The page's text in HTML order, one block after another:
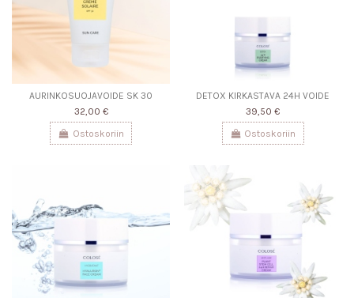
AURINKOSUOJAVOIDE SK 30
32,00 €
Ostoskoriin
DETOX KIRKASTAVA 24H VOIDE
39,50 €
Ostoskoriin